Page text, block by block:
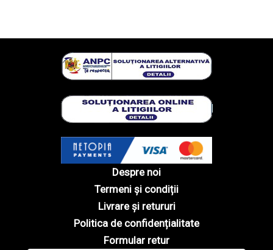
Despre noi
Termeni și condiții
Livrare și retururi
Politica de confidențialitate
Formular retur